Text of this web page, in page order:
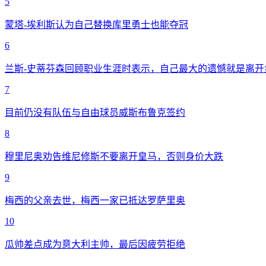
蒙塔-埃利斯认为自己替换库里勇士也能夺冠
6
兰斯-史蒂芬森回顾职业生涯时表示，自己最大的遗憾就是离
7
目前仍没有队伍与自由球员威斯布鲁克签约
8
穆里尼奥劝告维尼修斯不要离开皇马，否则身价大跌
9
梅西的父亲去世，梅西一家已抵达罗萨里奥
10
瓜帅差点成为意大利主帅，最后因疲劳拒绝